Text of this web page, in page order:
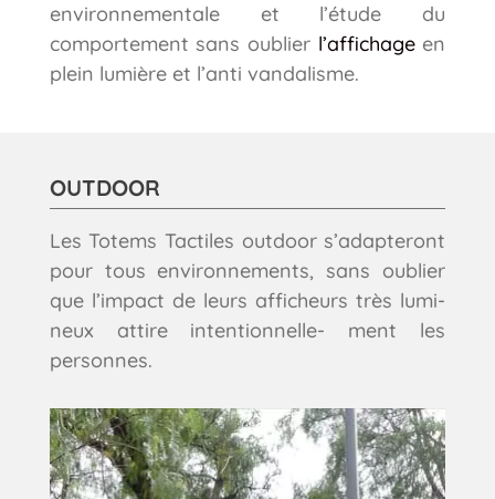
environnementale et l’étude du
comportement sans oublier l’affichage en
plein lumière et l’anti vandalisme.
OUTDOOR
Les Totems Tactiles outdoor s’adapteront
pour tous environnements, sans oublier
que l’impact de leurs afficheurs très lumi-
neux attire intentionnelle- ment les
personnes.